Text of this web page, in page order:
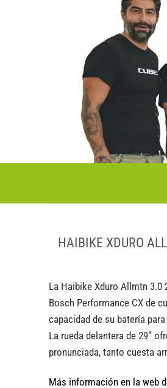
HAIBIKE XDURO
La Haibike Xduro Allmtn
Bosch Performance CX de
capacidad de su batería
La rueda delantera de 29”
pronunciada, tanto cuesta
Más información en la web